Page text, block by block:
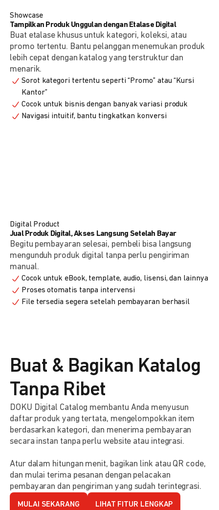
Showcase
Tampilkan Produk Unggulan dengan Etalase Digital
Buat etalase khusus untuk kategori, koleksi, atau
promo tertentu. Bantu pelanggan menemukan produk
lebih cepat dengan katalog yang terstruktur dan
menarik.
Sorot kategori tertentu seperti “Promo” atau “Kursi
Kantor”
Cocok untuk bisnis dengan banyak variasi produk
Navigasi intuitif, bantu tingkatkan konversi
Digital Product
Jual Produk Digital, Akses Langsung Setelah Bayar
Begitu pembayaran selesai, pembeli bisa langsung
mengunduh produk digital tanpa perlu pengiriman
manual.
Cocok untuk eBook, template, audio, lisensi, dan lainnya
Proses otomatis tanpa intervensi
File tersedia segera setelah pembayaran berhasil
Buat & Bagikan Katalog
Tanpa Ribet
DOKU Digital Catalog membantu Anda menyusun
daftar produk yang tertata, mengelompokkan item
berdasarkan kategori, dan menerima pembayaran
secara instan tanpa perlu website atau integrasi.
Atur dalam hitungan menit, bagikan link atau QR code,
dan mulai terima pesanan dengan pelacakan
pembayaran dan pengiriman yang sudah terintegrasi.
MULAI SEKARANG LIHAT FITUR LENGKAP